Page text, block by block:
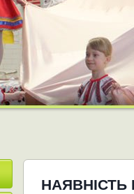
НАЯВНІСТЬ